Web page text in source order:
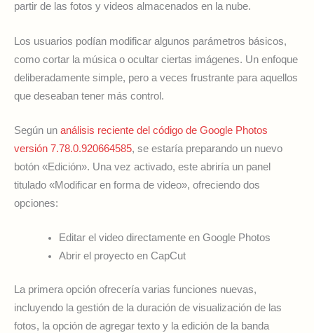
partir de las fotos y videos almacenados en la nube.
Los usuarios podían modificar algunos parámetros básicos,
como cortar la música o ocultar ciertas imágenes. Un enfoque
deliberadamente simple, pero a veces frustrante para aquellos
que deseaban tener más control.
Según un análisis reciente del código de Google Photos
versión 7.78.0.920664585, se estaría preparando un nuevo
botón «Edición». Una vez activado, este abriría un panel
titulado «Modificar en forma de video», ofreciendo dos
opciones:
Editar el video directamente en Google Photos
Abrir el proyecto en CapCut
La primera opción ofrecería varias funciones nuevas,
incluyendo la gestión de la duración de visualización de las
fotos, la opción de agregar texto y la edición de la banda